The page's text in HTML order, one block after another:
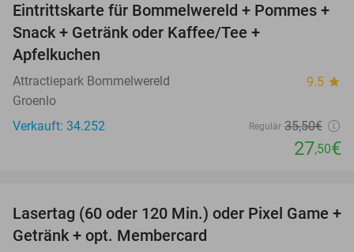
23%
Eintrittskarte für Bommelwereld + Pommes +
Snack + Getränk oder Kaffee/Tee +
Apfelkuchen
Attractiepark Bommelwereld 9.5 star
Groenlo
Verkauft: 34.252
Regulär 35,50€
27,50€
31%
Lasertag (60 oder 120 Min.) oder Pixel Game +
Getränk + opt. Membercard